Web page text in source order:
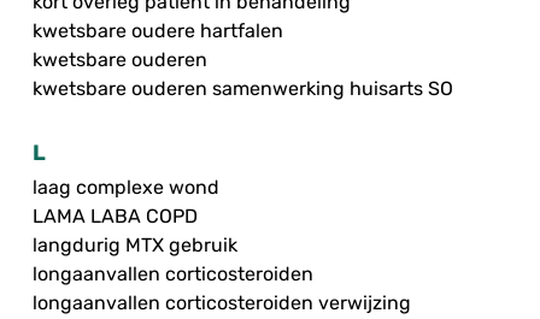
kwetsbare oudere hartfalen
kwetsbare ouderen
kwetsbare ouderen samenwerking huisarts SO
L
laag complexe wond
LAMA LABA COPD
langdurig MTX gebruik
longaanvallen corticosteroiden
longaanvallen corticosteroiden verwijzing